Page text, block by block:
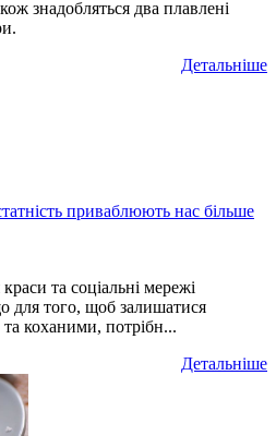
знадобляться два плавлені
Детальніше
приваблюють нас більше
та соціальні мережі
для того, щоб залишатися
коханими, потрібн...
Детальніше